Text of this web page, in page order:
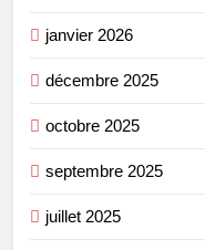
janvier 2026
décembre 2025
octobre 2025
septembre 2025
juillet 2025